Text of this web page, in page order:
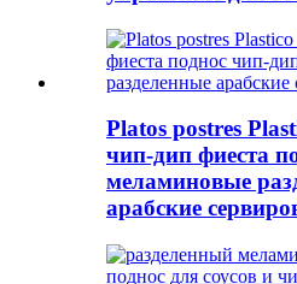
Platos postres
чип-дип фиеста
меламиновые
арабские